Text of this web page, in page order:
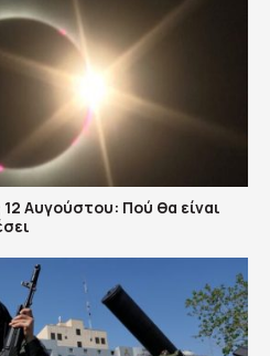
Αυγούστου: Πού θα είναι